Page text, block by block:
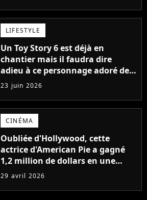
LIFESTYLE
Un Toy Story 6 est déjà en
chantier mais il faudra dire
adieu à ce personnage adoré de
la saga
23 juin 2026
CINÉMA
Oubliée d'Hollywood, cette
actrice d'American Pie a gagné
1,2 million de dollars en une
semaine grâce... à Onlyfans
29 avril 2026